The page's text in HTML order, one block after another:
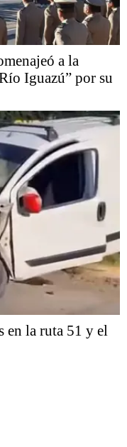
a la
Iguazú” por su
en la ruta 51 y el